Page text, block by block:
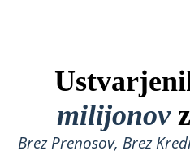
milijonov
Brez Prenosov, Brez